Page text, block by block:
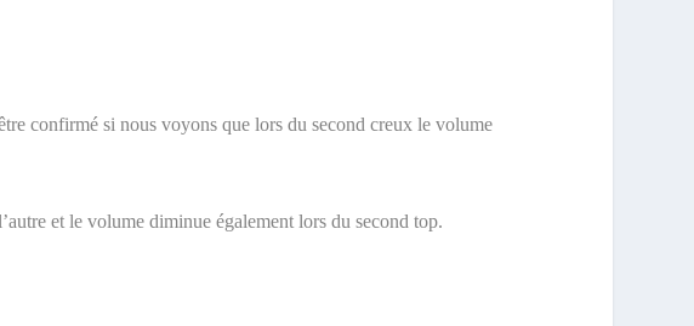
confirmé si nous voyons que lors du second creux le volume
et le volume diminue également lors du second top.